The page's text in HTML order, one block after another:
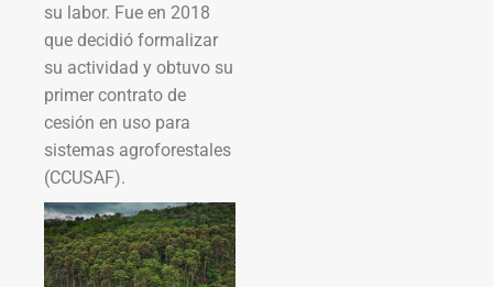
su labor. Fue en 2018
que decidió formalizar
su actividad y obtuvo su
primer contrato de
cesión en uso para
sistemas agroforestales
(CCUSAF).